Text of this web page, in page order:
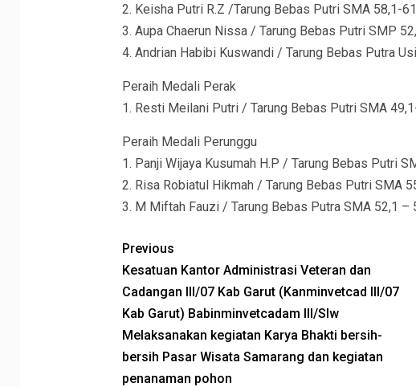
2. Keisha Putri R.Z /Tarung Bebas Putri SMA 58,1-
3. Aupa Chaerun Nissa / Tarung Bebas Putri SMP
4. Andrian Habibi Kuswandi / Tarung Bebas Putra
Peraih Medali Perak
1. Resti Meilani Putri / Tarung Bebas Putri SMA
Peraih Medali Perunggu
1. Panji Wijaya Kusumah H.P / Tarung Bebas Putri
2. Risa Robiatul Hikmah / Tarung Bebas Putri SMA
3. M Miftah Fauzi / Tarung Bebas Putra SMA 52,1 –
Previous
Kesatuan Kantor Administrasi Veteran dan
Cadangan III/07 Kab Garut (Kanminvetcad III/07
Kab Garut) Babinminvetcadam III/Slw
Melaksanakan kegiatan Karya Bhakti bersih-
bersih Pasar Wisata Samarang dan kegiatan
penanaman pohon